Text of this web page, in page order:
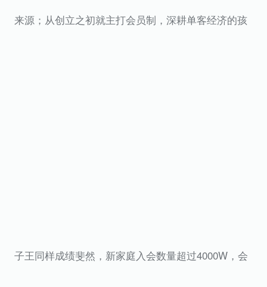
来源；从创立之初就主打会员制，深耕单客经济的孩
子王同样成绩斐然，新家庭入会数量超过4000W，会